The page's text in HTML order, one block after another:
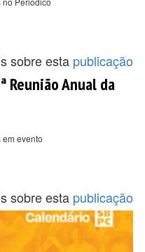
sobre esta publicação
Reunião Anual da
evento
sobre esta publicação